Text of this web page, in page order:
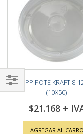
TAPA PP POTE KRAFT 8-
(10X50)
$21.168
AGREGAR AL CARRO
Shop